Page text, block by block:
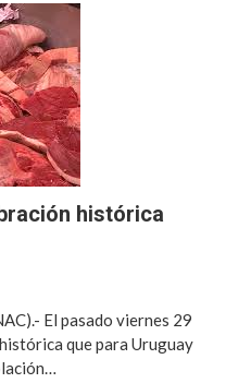
histórica
El pasado viernes 29
que para Uruguay